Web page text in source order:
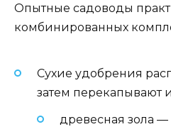
Опытные садоводы
комбинированных
Сухие удобрения
затем перекапывают
древесная зола —